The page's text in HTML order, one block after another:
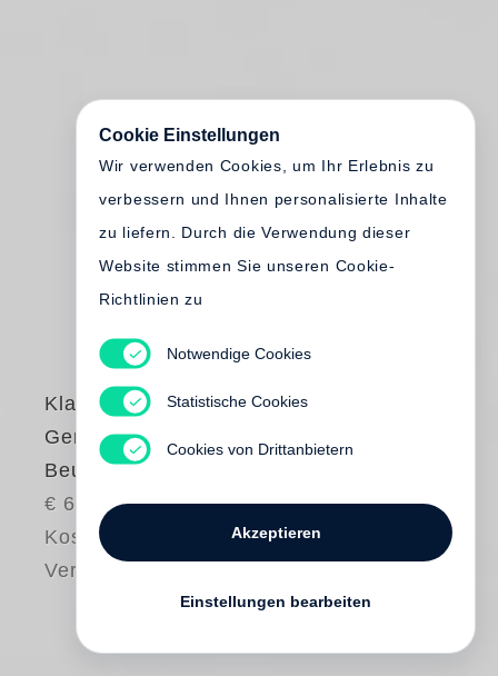
Klaus Staeck,
Gerhard Steidl
Beuys Book
€ 65.00
Kostenloser
Versand
Cookie Einstellungen
Wir verwenden Cookies, um Ihr Erlebnis zu
verbessern und Ihnen personalisierte Inhalte
zu liefern. Durch die Verwendung dieser
Website stimmen Sie unseren Cookie-
Richtlinien zu
Notwendige Cookies
Statistische Cookies
Cookies von Drittanbietern
Akzeptieren
Einstellungen bearbeiten